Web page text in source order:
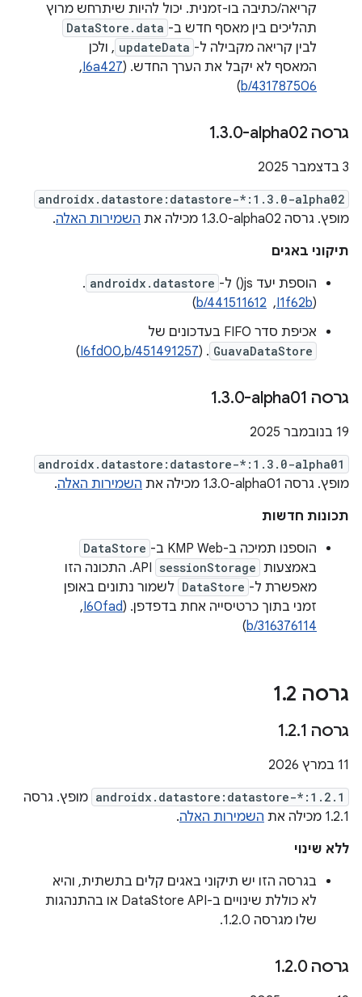
קריאה/כתיבה בו-זמנית. יכול להיות שיתרחש מרוץ
תהליכים בין מאסף חדש ב- DataStore.data
לבין קריאה מקבילה ל- updateData , ולכן
המאסף לא יקבל את הערך החדש. ‫( I6a427
, ‏
b/431787506
)
גרסה ‎1 .3.0-alpha02
‫3 בדצמבר 2025
androidx.datastore:datastore-*:1.3.0-alpha02
מופץ. גרסה ‎1.3.0-alpha02 מכילה את השמירות האלה.
תיקוני באגים
הוספת יעד js() ל-
androidx.datastore
.
(
I1f62b
, ‏
b/441511612
)
אכיפת סדר FIFO בעדכונים של
GuavaDataStore
. (
I6fd00,b/451491257
)
גרסה ‎1 .3.0-alpha01
‫19 בנובמבר 2025
androidx.datastore:datastore-*:1.3.0-alpha01
מופץ. גרסה ‎1.3.0-alpha01 מכילה את השמירות האלה.
תכונות חדשות
הוספנו תמיכה ב-KMP Web ב-
DataStore
באמצעות sessionStorage
API. התכונה הזו
מאפשרת ל- DataStore לשמור נתונים באופן
זמני בתוך כרטיסייה אחת בדפדפן. ‫( I60fad
, ‏
b/316376114
)
גרסה 1 .2
גרסה 1 .2.1
‫11 במרץ 2026
androidx.datastore:datastore-*:1.2.1 מופץ. גרסה
1.2.1 מכילה את
השמירות האלה.
ללא שינוי
בגרסה הזו יש תיקוני באגים קלים בתשתית, והיא
לא כוללת שינויים ב-DataStore API או בהתנהגות
שלו מגרסה 1.2.0.
גרסה 1 .2.0